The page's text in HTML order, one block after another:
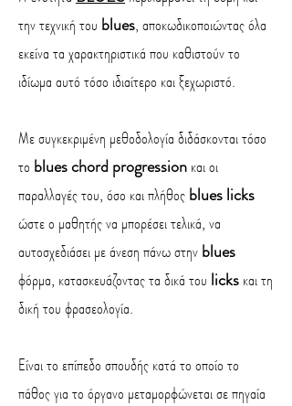
την τεχνική του blues, αποκωδικοποιώντας όλα
εκείνα τα χαρακτηριστικά που καθιστούν το
ιδίωμα αυτό τόσο ιδιαίτερο και ξεχωριστό.
Με συγκεκριμένη μεθοδολογία διδάσκονται τόσο
το blues chord progressionκαι οι
παραλλαγές του, όσο και πλήθοςblues licks
ώστε ο μαθητής να μπορέσει τελικά, να
αυτοσχεδιάσει με άνεση πάνω στηνblues
φόρμα, κατασκευάζοντας τα δικά του licksκαι τη
δική του φρασεολογία.
Είναι το επίπεδο σπουδής κατά το οποίο το
πάθος για το όργανο μεταμορφώνεται σε πηγαία